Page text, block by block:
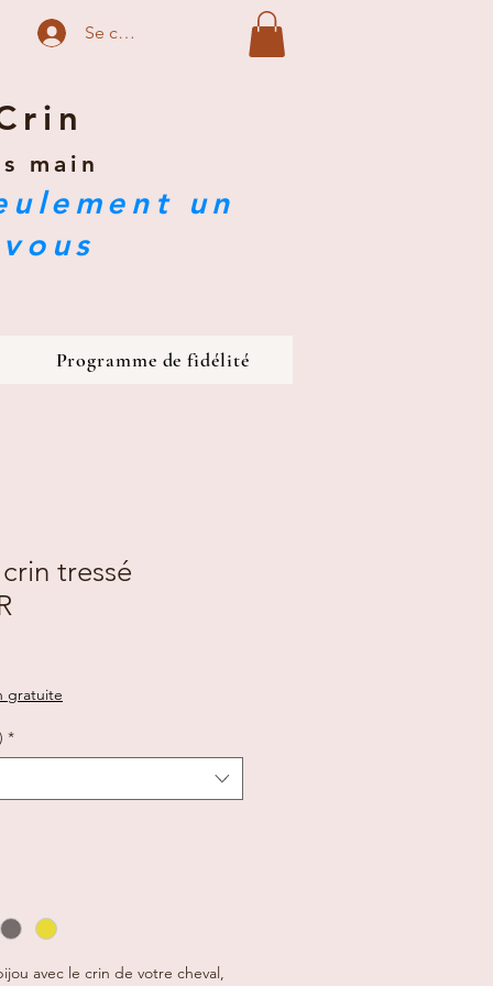
Se connecter
main
un
Programme de fidélité
tressé
gratuite
*
avec le crin de votre cheval,